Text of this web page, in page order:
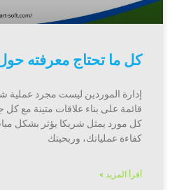
كل ما تحتاج معرفته
إدارة الموردين ليست مجرد عملية
قائمة على بناء علاقات متينة مع
كل مورد يمثل شريكا يؤثر بشكل
كفاءة عملياتك، وربحيتك
أقرأ المزيد »